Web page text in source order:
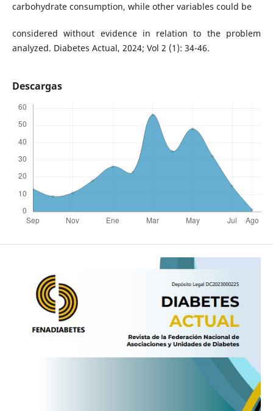
carbohydrate consumption, while other variables could be
considered without evidence in relation to the problem
analyzed. Diabetes Actual, 2024; Vol 2 (1): 34-46.
Descargas